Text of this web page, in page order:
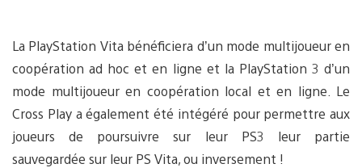
La PlayStation Vita bénéficiera d’un mode multijoueur en
coopération ad hoc et en ligne et la PlayStation 3 d’un
mode multijoueur en coopération local et en ligne. Le
Cross Play a également été intégéré pour permettre aux
joueurs de poursuivre sur leur PS3 leur partie
sauvegardée sur leur PS Vita, ou inversement !